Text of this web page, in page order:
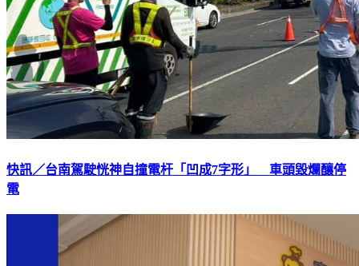
快訊／台南駕駛恍神自撞電杆「凹成7字形」 車頭毀爛釀停
電